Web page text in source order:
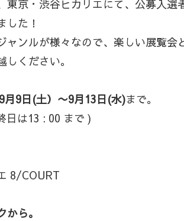
東京・渋谷ヒカリエにて、公募入選
した！
ャンルが様々なので、楽しい展覧会
ください。
月9日(土）〜9月13日(水)まで。
日は13 : 00 まで )
8/COURT
ら。